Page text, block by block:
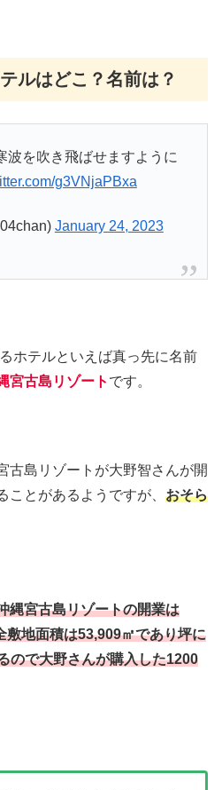
ルはどこ？名前は？
波を吹き飛ばせますように
g3VNjaPBxa
January 24, 2023
ホテルといえば真っ先に名前
宮古島リゾート です。
古島リゾートが大野智さんが開
とがあるようですが、 おそら
縄宮古島リゾートの開業は
敷地面積は53,909㎡であり坪に
ので大野さんが購入した1200